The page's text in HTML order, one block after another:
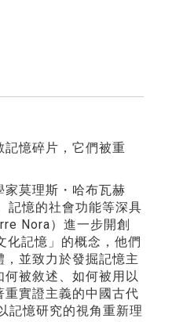
憶碎片，它們被重
莫理斯・哈布瓦赫
記憶的社會功能等深具
Nora）進一步開創
化記憶」的概念，他們
並致力於發掘記憶主
被敘述、如何被用以
實證主義的中國古代
記憶研究的視角重新理